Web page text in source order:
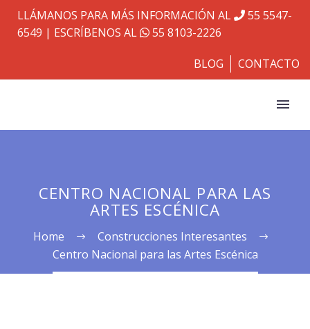
LLÁMANOS PARA MÁS INFORMACIÓN AL
55 5547-
6549 | ESCRÍBENOS AL 55 8103-2226
BLOG CONTACTO
CENTRO NACIONAL PARA LAS
ARTES ESCÉNICA
Home
Construcciones Interesantes
Centro Nacional para las Artes Escénica